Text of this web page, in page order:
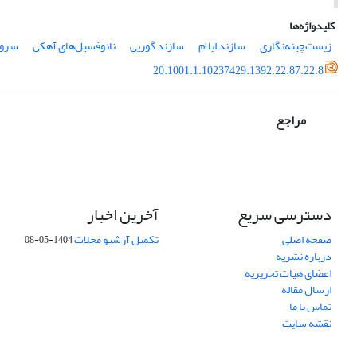
کلیدواژه‌ها
زیست‌چینه‌نگاری
سازند ایلام سازند گورپی نانوفسیل‌های آهکی
20.1001.1.10237429.1392.22.87.22.8
مراجع
دسترسی سریع
صفحه اصلی
درباره نشریه
اعضای هیات تحریریه
ارسال مقاله
تماس با ما
نقشه سایت
آخرین اخبار
تکمیل آرشیو مجلات1404-05-08